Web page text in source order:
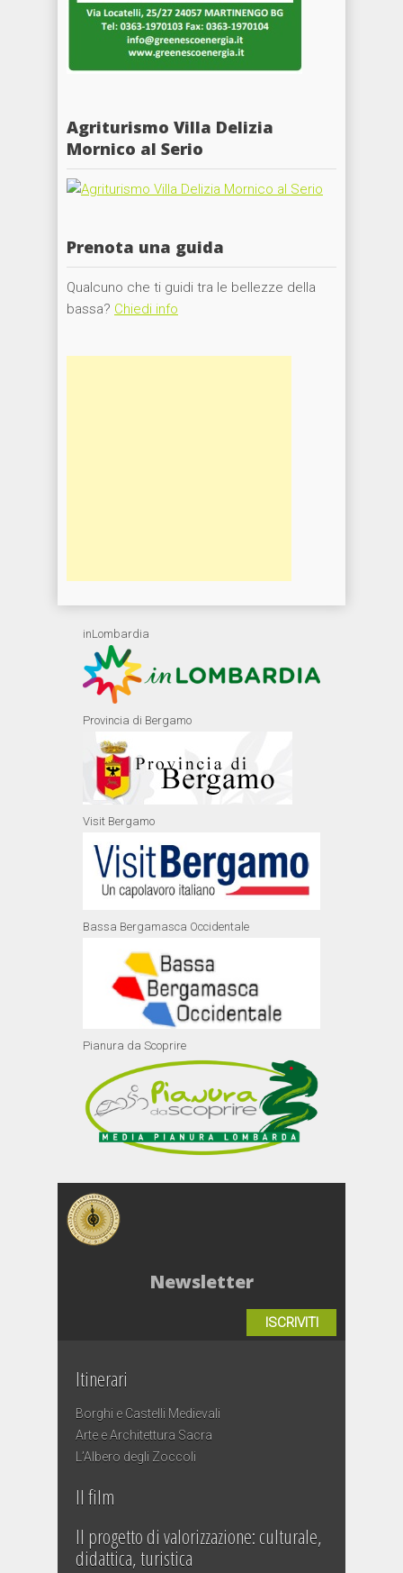
Agriturismo Villa Delizia
Mornico al Serio
Prenota una guida
Qualcuno che ti guidi tra le bellezze della
bassa? Chiedi info
inLombardia
Provincia di Bergamo
Visit Bergamo
Bassa Bergamasca Occidentale
Pianura da Scoprire
Newsletter
ISCRIVITI
Itinerari
Borghi e Castelli Medievali
Arte e Architettura Sacra
L’Albero degli Zoccoli
Il film
Il progetto di valorizzazione: culturale,
didattica, turistica